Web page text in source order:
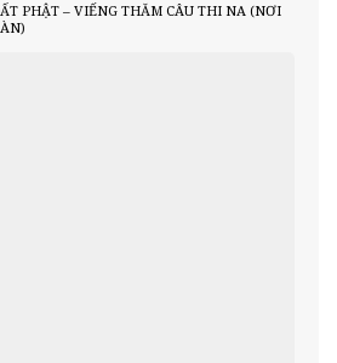
PHẬT – VIẾNG THĂM CÂU THI NA (NƠI